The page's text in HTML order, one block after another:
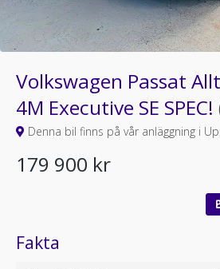
Volkswagen Passat
4M Executive SE SPEC!
Denna bil finns på vår anläggning i
179 900 kr
Fakta